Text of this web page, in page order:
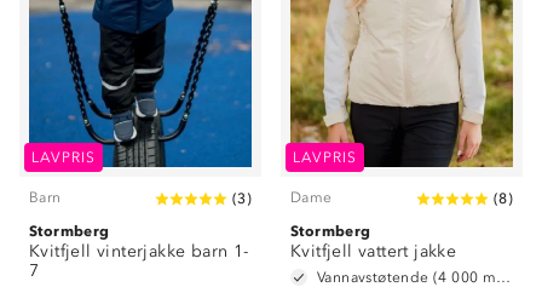
LAVPRIS
Barn (3)
Stormberg
Kvitfjell vinterjakke barn 1-
7
LAVPRIS
Dame (8)
Stormberg
Kvitfjell vattert jakke
Vannavstøtende (4 000 mm vannsøyle)